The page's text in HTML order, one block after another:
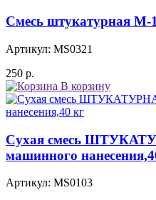
Смесь штукатурная М-
Артикул: MS0321
250 р.
В корзину
Сухая смесь
машинного
Артикул: MS0103